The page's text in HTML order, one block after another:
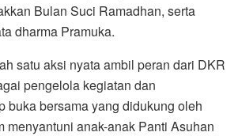
Bulan Suci Ramadhan, serta
dharma Pramuka.
satu aksi nyata ambil peran dari DKR
pengelola kegiatan dan
buka bersama yang didukung oleh
menyantuni anak-anak Panti Asuhan